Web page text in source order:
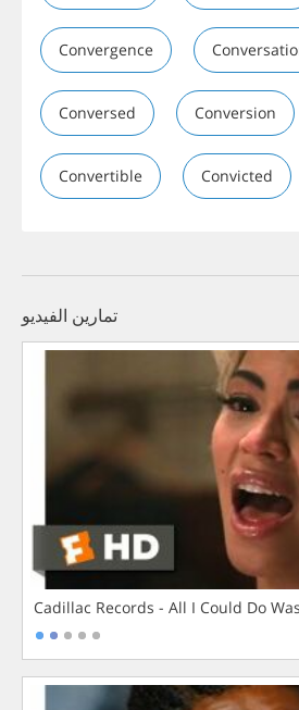
Convergence
Conversed Conversion
Convertible Convicted
تمارين الفيديو
Cadillac Records - All I Could Do